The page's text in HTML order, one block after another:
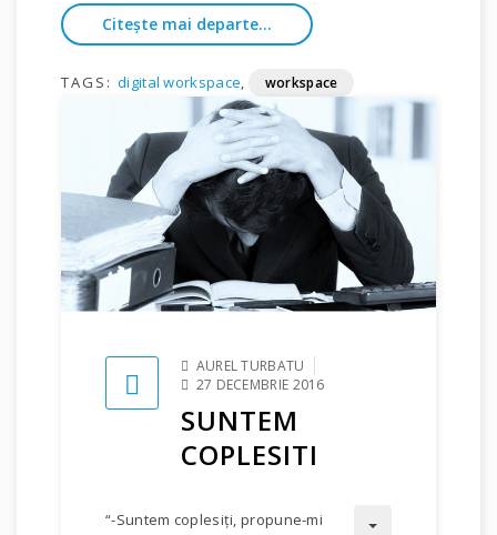
Citește mai departe...
TAGS: digital workspace, workspace
AUREL TURBATU
27 DECEMBRIE 2016
SUNTEM
COPLESITI
“-Suntem coplesiţi, propune-mi